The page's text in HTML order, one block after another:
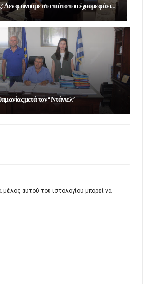
φτύνουμε στο πιάτο που έχουμε φάει…
μετά τον “Ντάνιελ”
αυτού του ιστολογίου μπορεί να